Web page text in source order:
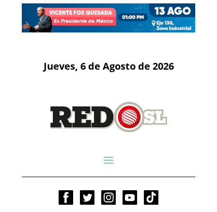
Jueves, 6 de Agosto de 2026